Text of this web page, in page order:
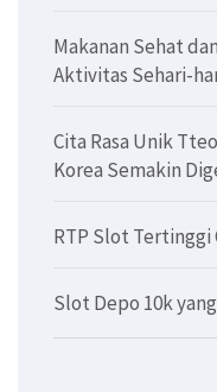
Makanan Sehat
Aktivitas Sehari-
Cita Rasa Unik
Korea Semakin
RTP Slot Tertinggi
Slot Depo 10k